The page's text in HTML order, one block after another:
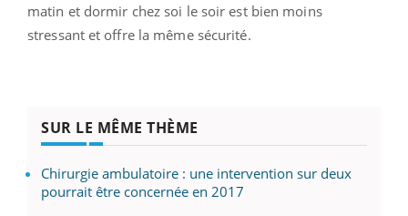
matin et dormir chez soi le soir est bien moins
stressant et offre la même sécurité.
SUR LE MÊME THÈME
Chirurgie ambulatoire : une intervention sur deux
pourrait être concernée en 2017